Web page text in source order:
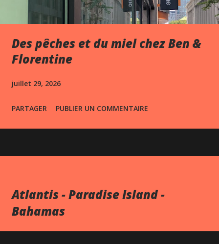
Des pêches et du miel chez Ben &
Florentine
juillet 29, 2026
PARTAGER PUBLIER UN COMMENTAIRE
Atlantis - Paradise Island -
Bahamas